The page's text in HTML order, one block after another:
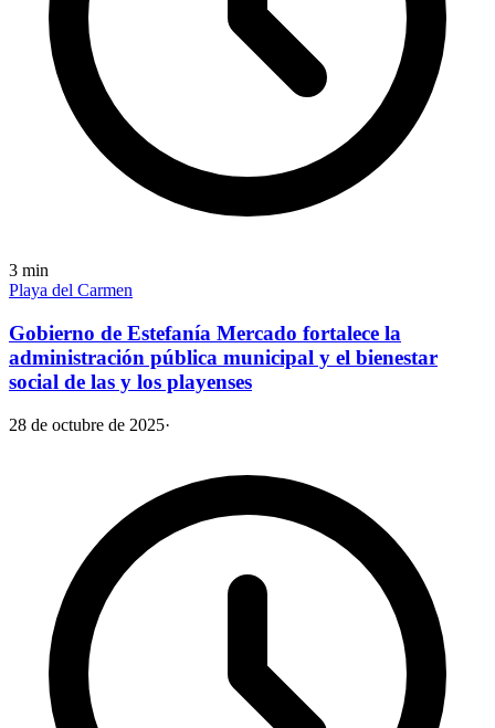
3 min
Playa del Carmen
Gobierno de Estefanía Mercado fortalece la
administración pública municipal y el bienestar
social de las y los playenses
28 de octubre de 2025·